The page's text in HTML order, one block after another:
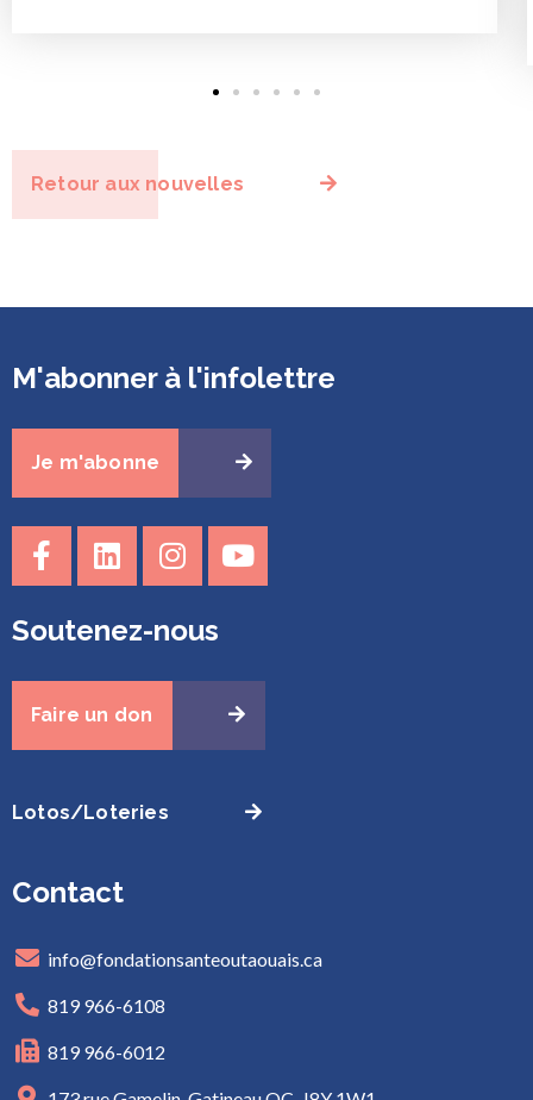
Retour aux nouvelles
M'abonner à l'infolettre
Je m'abonne
Soutenez-nous
Faire un don
Lotos/Loteries
Contact
info@fondationsanteoutaouais.ca
819 966-6108
819 966-6012